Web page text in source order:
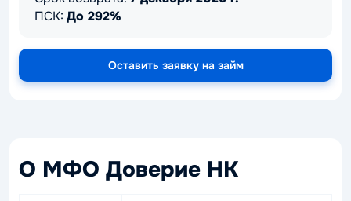
ПСК: До 292%
Оставить заявку на займ
О МФО Доверие НК